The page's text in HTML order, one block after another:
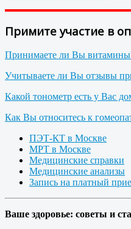
Примите участие в
Принимаете ли Вы
Учитываете ли Вы отзывы
Какой тонометр есть у Вас
Как Вы относитесь к
ПЭТ-КТ в Москве
МРТ в Москве
Медицинские справки
Медицинские анализы
Запись на платный
Ваше здоровье: советы и